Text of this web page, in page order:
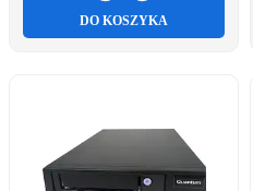
DO KOSZYKA